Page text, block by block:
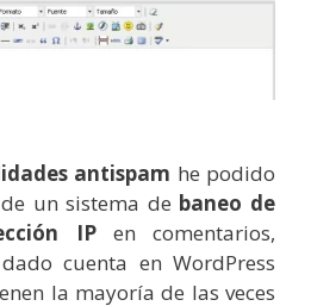
antispam he podido
un sistema de baneo de
IPen comentarios,
cuenta en WordPress
la mayoría de las veces